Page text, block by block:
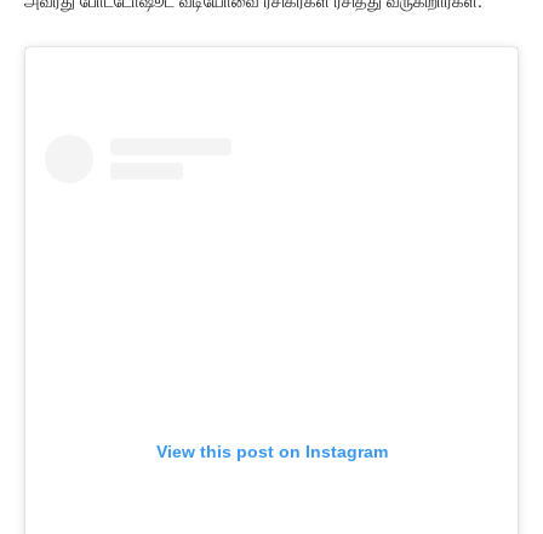
View this post on Instagram